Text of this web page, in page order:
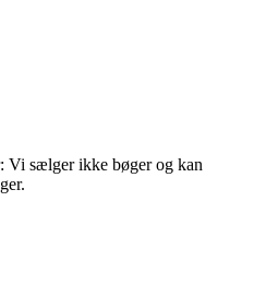
Vi sælger ikke bøger og kan